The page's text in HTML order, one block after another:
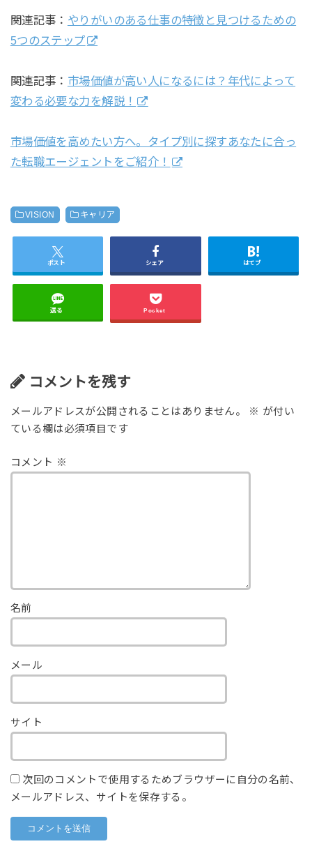
関連記事： やりがいのある仕事の特徴と見つけるための
5つのステップ
関連記事： 市場価値が高い人になるには？年代によって
変わる必要な力を解説！
市場価値を高めたい方へ。タイプ別に探すあなたに合っ
た転職エージェントをご紹介！
VISION キャリア
ポスト シェア はてブ
送る Pocket
コメントを残す
メールアドレスが公開されることはありません。 ※ が付い
ている欄は必須項目です
コメント ※
名前
メール
サイト
次回のコメントで使用するためブラウザーに自分の名前、
メールアドレス、サイトを保存する。